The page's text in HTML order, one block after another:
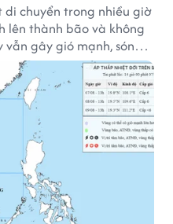
chuyển trong nhiều giờ
lên thành bão và không
gây gió mạnh, sóng